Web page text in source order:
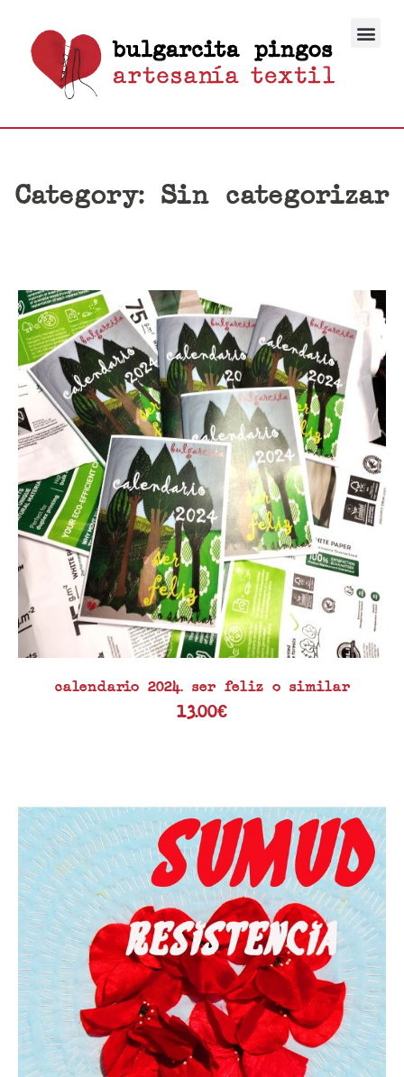
Category: Sin categorizar
calendario 2024. ser feliz o similar
13.00€